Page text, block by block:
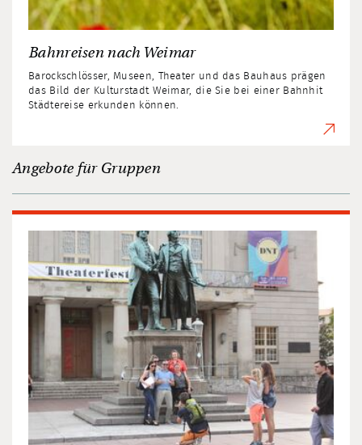
Bahnreisen nach Weimar
Barockschlösser, Museen, Theater und das Bauhaus prägen
das Bild der Kulturstadt Weimar, die Sie bei einer Bahnhit
Städtereise erkunden können.
Angebote für Gruppen